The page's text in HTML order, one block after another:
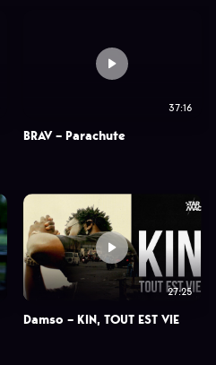
37:16
BRAV – Parachute
27:25
Damso – KIN, TOUT EST VIE